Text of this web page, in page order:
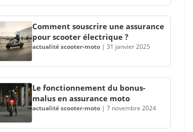
Comment souscrire une assurance
pour scooter électrique ?
actualité scooter-moto | 31 janvier 2025
Le fonctionnement du bonus-
malus en assurance moto
actualité scooter-moto | 7 novembre 2024